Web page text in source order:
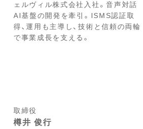
ェルヴィル株式会社入社。音声対話
AI基盤の開発を牽引。ISMS認証取
得、運用も主導し、技術と信頼の両輪
で事業成長を支える。
取締役
樽井 俊行